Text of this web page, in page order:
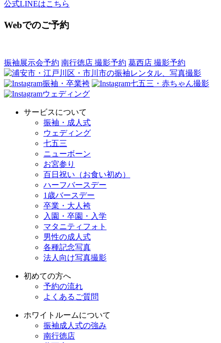
公式LINEはこちら
Webでのご予約
振袖展示会予約 南行徳店 撮影予約 葛西店 撮影予約
振袖・卒業袴
七五三・赤ちゃん撮影
ウェディング
サービスについて
振袖・成人式
ウェディング
七五三
ニューボーン
お宮参り
百日祝い（お食い初め）
ハーフバースデー
1歳バースデー
卒業・大人袴
入園・卒園・入学
マタニティフォト
男性の成人式
各種記念写真
法人向け写真撮影
初めての方へ
予約の流れ
よくあるご質問
ホワイトルームについて
振袖成人式の強み
南行徳店